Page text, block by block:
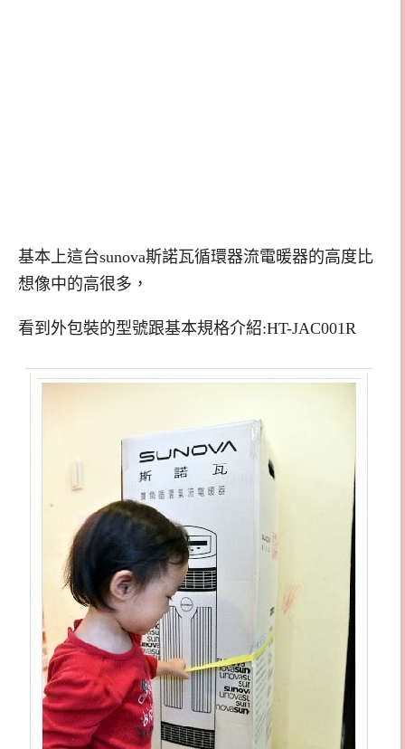
基本上這台sunova斯諾瓦循環器流電暖器的高度比
想像中的高很多，
看到外包裝的型號跟基本規格介紹:HT-JAC001R